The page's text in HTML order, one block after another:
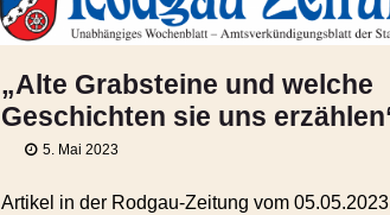
„Alte Grabsteine und welche
Geschichten sie uns
5. Mai 2023
Artikel in der Rodgau-Zeitung vom